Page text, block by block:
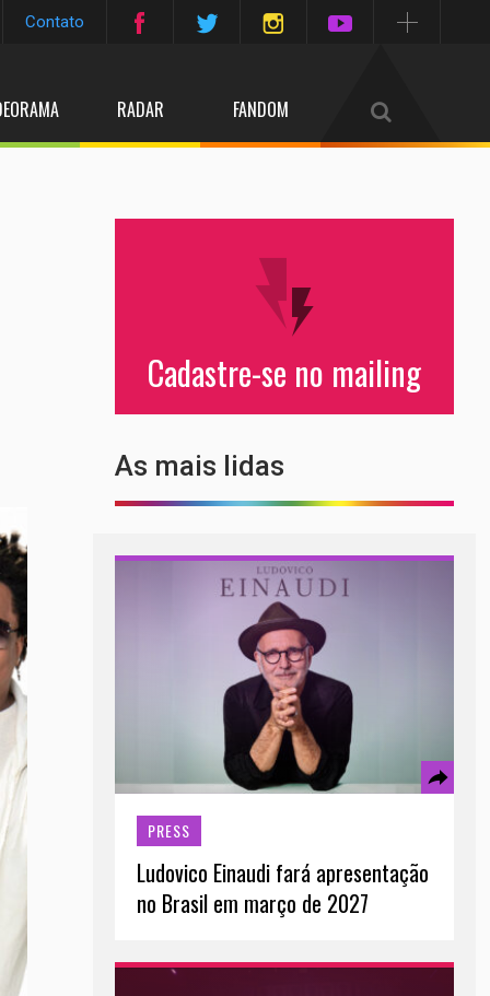
Contato
RADAR FANDOM
Cadastre-se no mailing
As mais lidas
PRESS
Ludovico Einaudi fará apresentação
no Brasil em março de 2027